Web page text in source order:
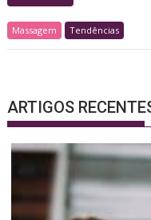
Massagem Tendências
ARTIGOS